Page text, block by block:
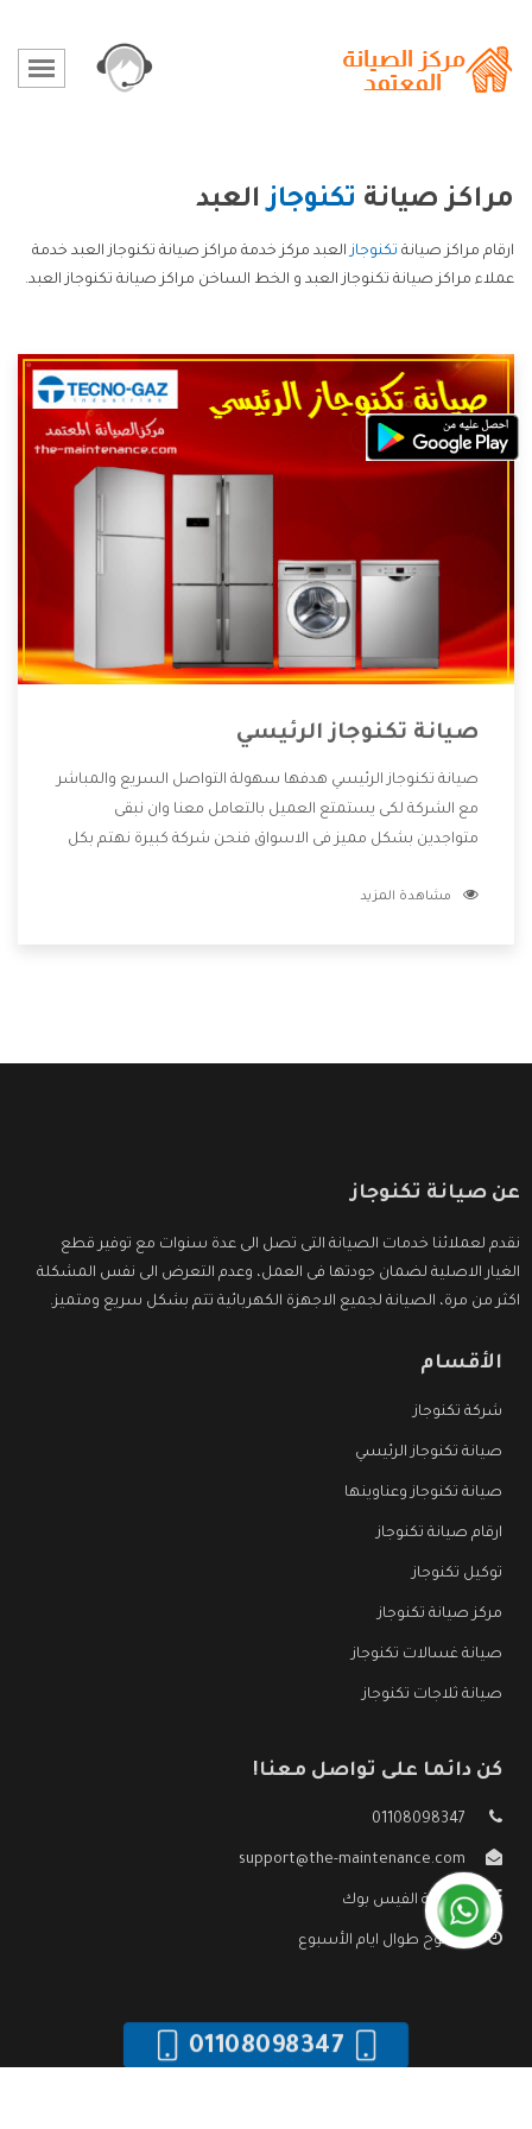
مراكز صيانة تكنوجازالعبد
ارقام مراكز صيانة تكنوجازالعبد مركز خدمة مراكز صيانة تكنوجاز العبد خدمة
عملاء مراكز صيانة تكنوجاز العبد و الخط الساخن مراكز صيانة تكنوجاز العبد.
صيانة تكنوجاز الرئيسي
صيانة تكنوجاز الرئيسي هدفها سهولة التواصل السريع والمباشر
مع الشركة لكى يستمتع العميل بالتعامل معنا وان نبقى
متواجدين بشكل مميز فى الاسواق فنحن شركة كبيرة نهتم بكل
الشركة بها والتى تكون منها خدمة الصيانة التى تكون من أهم
مشاهدة المزيد
عن صيانة تكنوجاز
نقدم لعملائنا خدمات الصيانة التى تصل الى عدة سنوات مع توفير قطع
الغيار الاصلية لضمان جودتها فى العمل، وعدم التعرض الى نفس المشكلة
اكثر من مرة، الصيانة لجميع الاجهزة الكهربائية تتم بشكل سريع ومتميز.
الأقسام
شركة تكنوجاز
صيانة تكنوجاز الرئيسي
صيانة تكنوجاز وعناوينها
ارقام صيانة تكنوجاز
توكيل تكنوجاز
مركز صيانة تكنوجاز
صيانة غسالات تكنوجاز
صيانة ثلاجات تكنوجاز
كن دائما على تواصل معنا!
01108098347
support@the-maintenance.com
صفحة الفيس بوك
مفتوح طوال ايام الأسبوع
01108098347